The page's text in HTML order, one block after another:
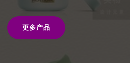
更多产品